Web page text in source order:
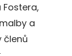
a
členů